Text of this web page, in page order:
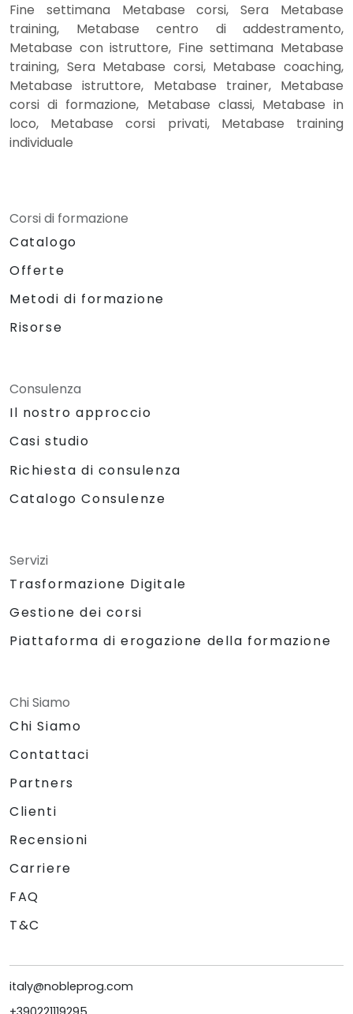
Fine settimana Metabase corsi, Sera Metabase
training, Metabase centro di addestramento,
Metabase con istruttore, Fine settimana Metabase
training, Sera Metabase corsi, Metabase coaching,
Metabase istruttore, Metabase trainer, Metabase
corsi di formazione, Metabase classi, Metabase in
loco, Metabase corsi privati, Metabase training
individuale
Corsi di formazione
Catalogo
Offerte
Metodi di formazione
Risorse
Consulenza
Il nostro approccio
Casi studio
Richiesta di consulenza
Catalogo Consulenze
Servizi
Trasformazione Digitale
Gestione dei corsi
Piattaforma di erogazione della formazione
Chi Siamo
Chi Siamo
Contattaci
Partners
Clienti
Recensioni
Carriere
FAQ
T&C
italy@nobleprog.com